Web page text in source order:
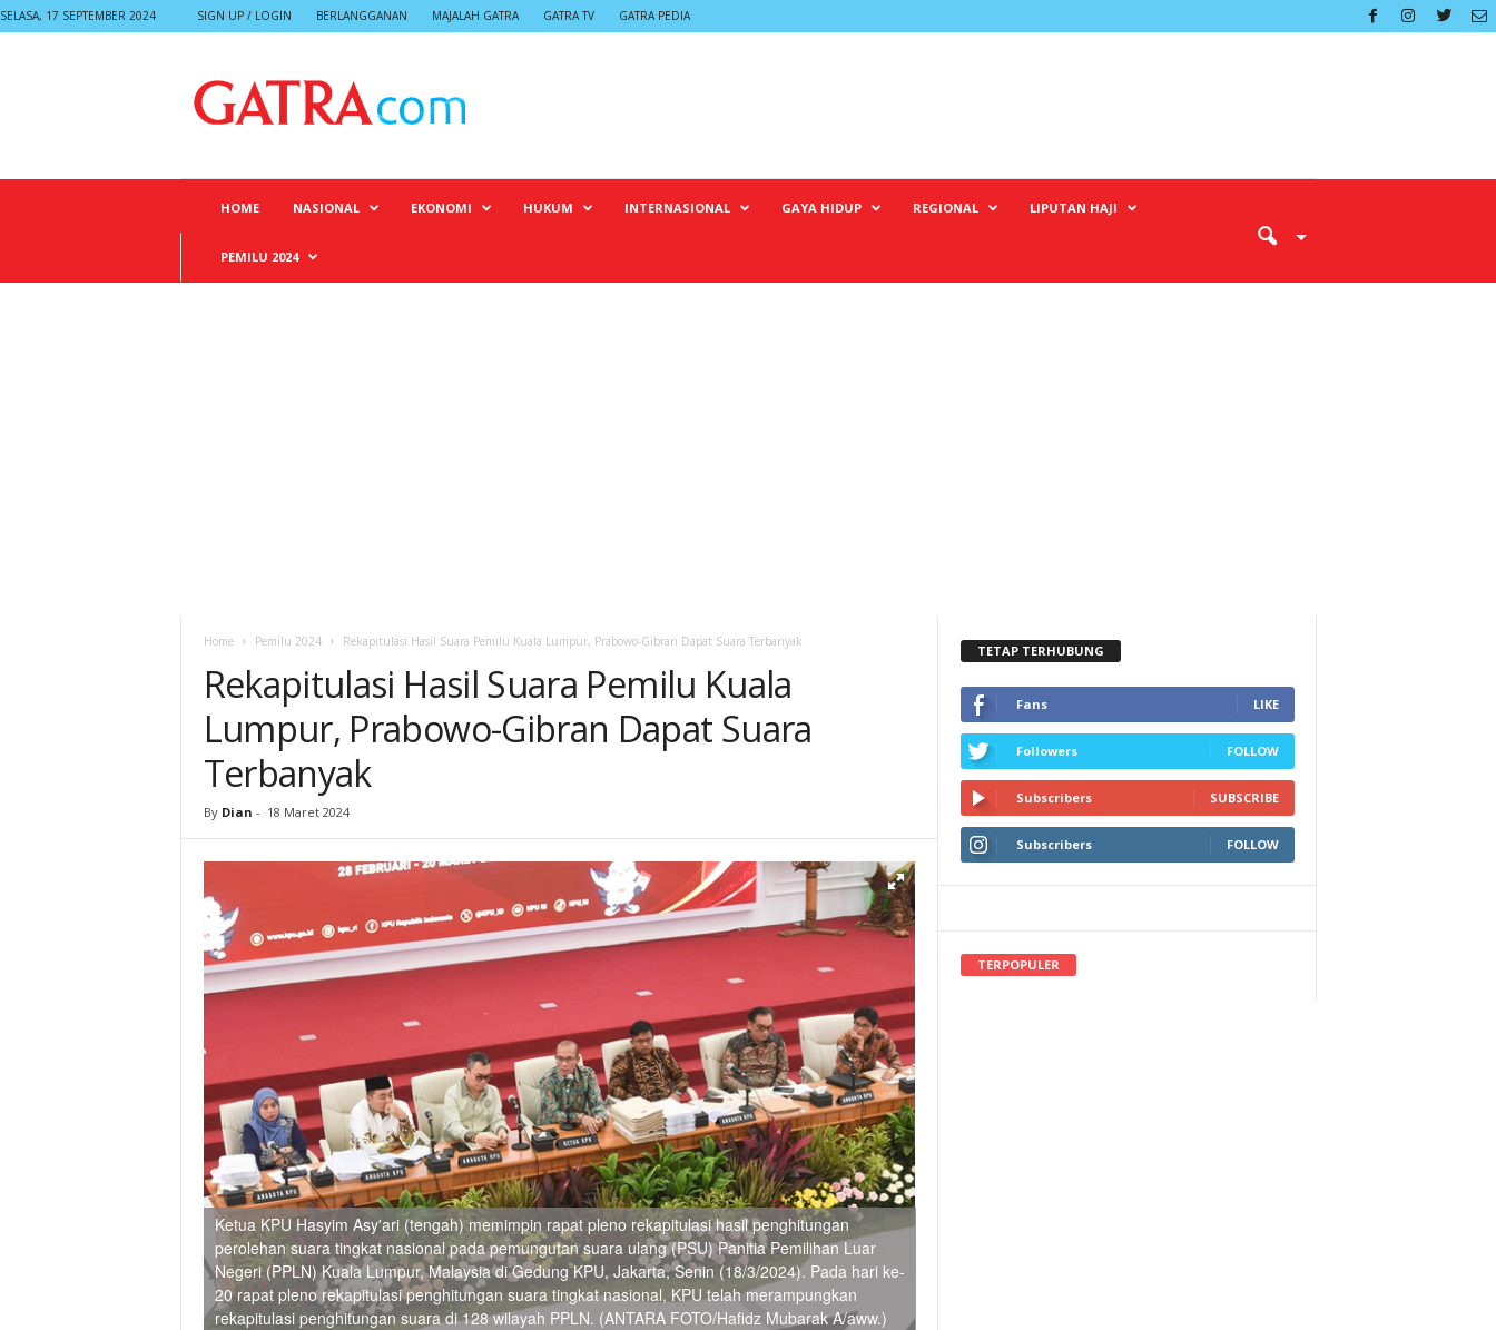
SELASA, 17 SEPTEMBER 2024 SIGN UP / LOGIN BERLANGGANAN MAJALAH GATRA GATRA TV GATRA PEDIA
HOME NASIONAL EKONOMI HUKUM INTERNASIONAL GAYA HIDUP REGIONAL LIPUTAN HAJI
PEMILU 2024
Home Pemilu 2024 Rekapitulasi Hasil Suara Pemilu Kuala Lumpur, Prabowo-Gibran Dapat Suara Terbanyak
Rekapitulasi Hasil Suara Pemilu Kuala
Lumpur, Prabowo-Gibran Dapat Suara
Terbanyak
By Dian - 18 Maret 2024
Ketua KPU Hasyim Asy'ari (tengah) memimpin rapat pleno rekapitulasi hasil penghitungan
perolehan suara tingkat nasional pada pemungutan suara ulang (PSU) Panitia Pemilihan Luar
Negeri (PPLN) Kuala Lumpur, Malaysia di Gedung KPU, Jakarta, Senin (18/3/2024). Pada hari ke-
20 rapat pleno rekapitulasi penghitungan suara tingkat nasional, KPU telah merampungkan
rekapitulasi penghitungan suara di 128 wilayah PPLN. (ANTARA FOTO/Hafidz Mubarak A/aww.)
TETAP TERHUBUNG
Fans LIKE
Followers FOLLOW
Subscribers SUBSCRIBE
Subscribers FOLLOW